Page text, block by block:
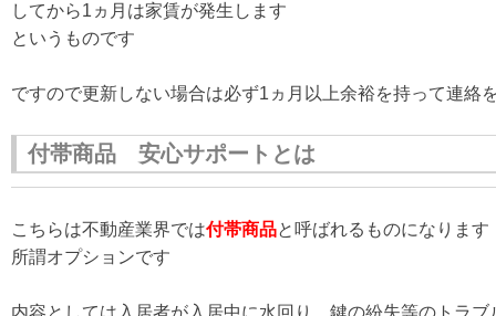
してから1ヵ月は家賃が発生します
というものです
ですので更新しない場合は必ず1ヵ月以上余裕を持って連絡
付帯商品 安心サポートとは
こちらは不動産業界では付帯商品と呼ばれるものになります
所謂オプションです